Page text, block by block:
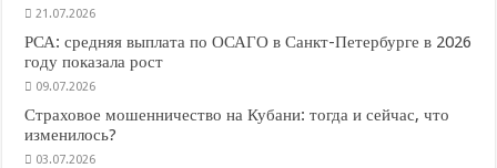
21.07.2026
РСА: средняя выплата по ОСАГО в Санкт-Петербурге в 2026
году показала рост
09.07.2026
Страховое мошенничество на Кубани: тогда и сейчас, что
изменилось?
03.07.2026